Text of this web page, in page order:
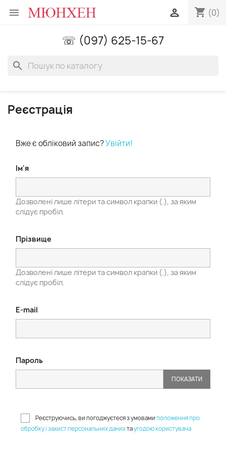
 shopping_cart (0)

☏ (097) 625-15-67
search
Реєстрація
Вже є обліковий запис?Увійти!
Ім'я
Дозволені лише літери та символ крапки (.), за яким
слідує пробіл.
Прізвище
Дозволені лише літери та символ крапки (.), за яким
слідує пробіл.
E-mail
Пароль
ПОКАЗАТИ
Реєструючись, ви погоджуєтеся з умовамиположення про
обробку і захист персональних данихтаугодою користувача